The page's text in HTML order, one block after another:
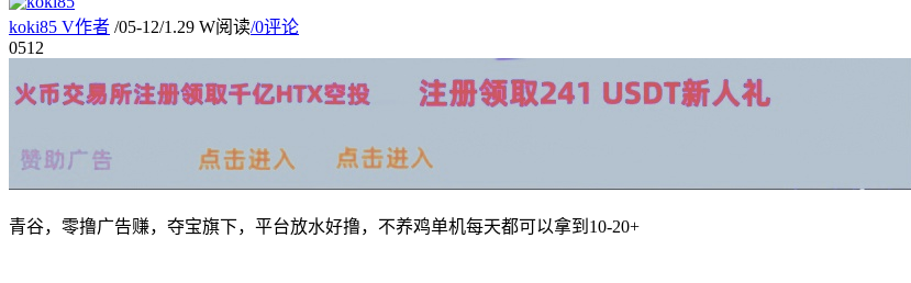
koki85 V作者 /05-12/1.29 W阅读/0评论
0512
青谷，零撸广告赚，夺宝旗下，平台放水好撸，不养鸡单机每天都可以拿到10-20+